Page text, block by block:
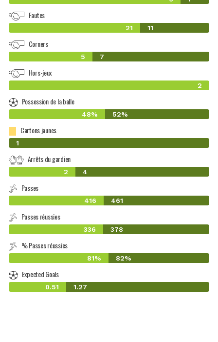
Fautes
21 11
Corners
5 7
Hors-jeux
2
Possession de la balle
48% 52%
Cartons jaunes
0
1
Arrêts du gardien
2 4
Passes
416 461
Passes réussies
336 378
% Passes réussies
81% 82%
Expected Goals
0.51 1.27